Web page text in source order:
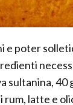
poter
sultanina,
latte e